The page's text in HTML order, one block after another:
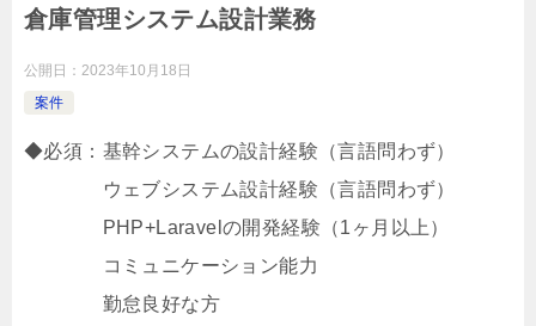
倉庫管理システム設計業務
公開日： 2023年10月18日
案件
◆必須：基幹システムの設計経験（言語問わず）
ウェブシステム設計経験（言語問わず）
PHP+Laravelの開発経験（1ヶ月以上）
コミュニケーション能力
勤怠良好な方